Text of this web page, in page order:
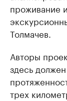
проживание
Толмачев.
Авторы
здесь
трех